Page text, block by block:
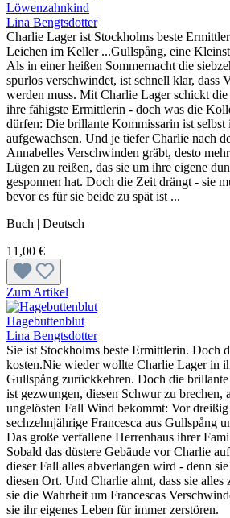
Löwenzahnkind
Lina Bengtsdotter
Charlie Lager ist Stockholms beste
Leichen im Keller ...Gullspång, eine
Als in einer heißen Sommernacht die
spurlos verschwindet, ist schnell klar, dass
werden muss. Mit Charlie Lager schickt
ihre fähigste Ermittlerin - doch was die
dürfen: Die brillante Kommissarin ist selbst
aufgewachsen. Und je tiefer Charlie nach
Annabelles Verschwinden gräbt, desto
Lügen zu reißen, das sie um ihre eigene
gesponnen hat. Doch die Zeit drängt - sie
bevor es für sie beide zu spät ist ...
Buch | Deutsch
11,00 €
Zum Artikel
Hagebuttenblut
Lina Bengtsdotter
Sie ist Stockholms beste Ermittlerin. Doch
kosten.Nie wieder wollte Charlie Lager in
Gullspång zurückkehren. Doch die
ist gezwungen, diesen Schwur zu brechen,
ungelösten Fall Wind bekommt: Vor
sechzehnjährige Francesca aus Gullspång
Das große verfallene Herrenhaus ihrer
Sobald das düstere Gebäude vor Charlie
dieser Fall alles abverlangen wird - denn
diesen Ort. Und Charlie ahnt, dass sie alles
sie die Wahrheit um Francescas
sie ihr eigenes Leben für immer zerstören.